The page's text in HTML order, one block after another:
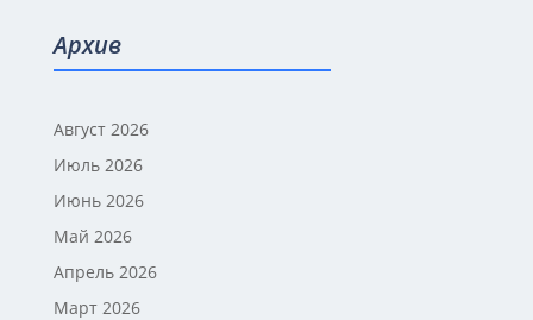
Архив
Август 2026
Июль 2026
Июнь 2026
Май 2026
Апрель 2026
Март 2026